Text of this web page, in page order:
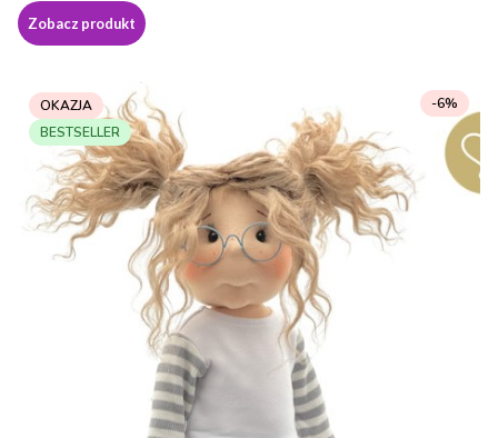
Zobacz produkt
OKAZJA
BESTSELLER
-6%